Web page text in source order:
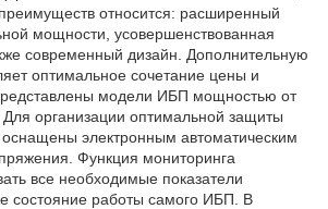
относится: расширенный
мощности, усовершенствованная
современный дизайн. Дополнительную
оптимальное сочетание цены и
модели ИБП мощностью от
организации оптимальной защиты
электронным автоматическим
Функция мониторинга
все необходимые показатели
состояние работы самого ИБП. В